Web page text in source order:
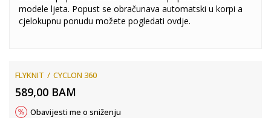
modele ljeta. Popust se obračunava automatski u korpi a
cjelokupnu ponudu možete pogledati ovdje.
FLYKNIT CYCLON 360
589,00 BAM
Obavijesti me o sniženju